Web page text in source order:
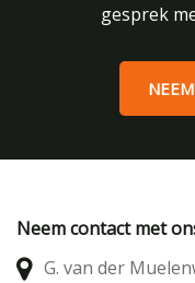
gesprek
Neem contact met
G. van der